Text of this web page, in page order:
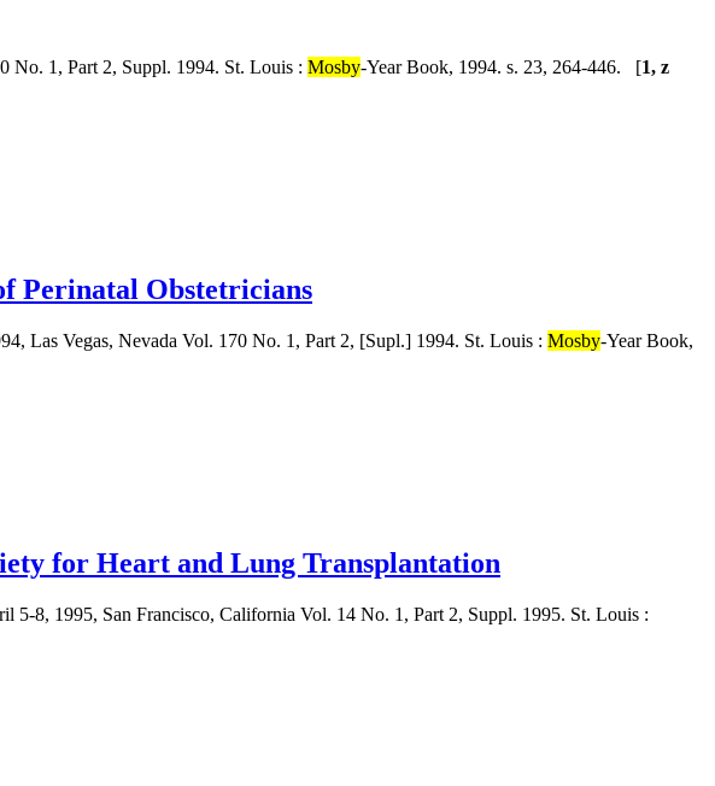
No. 1, Part 2, Suppl. 1994. St. Louis : Mosby-Year Book, 1994. s. 23, 264-446. [1, z
Perinatal Obstetricians
Las Vegas, Nevada Vol. 170 No. 1, Part 2, [Supl.] 1994. St. Louis : Mosby-Year Book,
for Heart and Lung Transplantation
5-8, 1995, San Francisco, California Vol. 14 No. 1, Part 2, Suppl. 1995. St. Louis :